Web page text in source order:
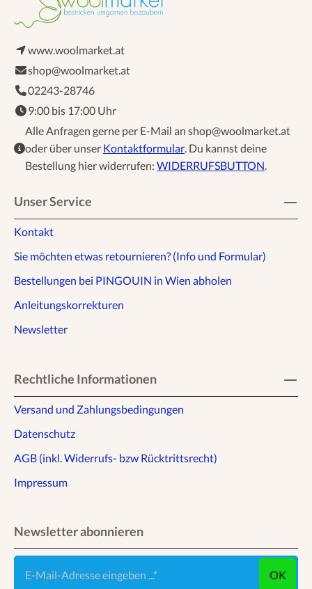
www.woolmarket.at
shop@woolmarket.at
02243-28746
9:00 bis 17:00 Uhr
Alle Anfragen gerne per E-Mail an shop@woolmarket.at
oder über unser Kontaktformular. Du kannst deine
Bestellung hier widerrufen: WIDERRUFSBUTTON.
Unser Service
Kontakt
Sie möchten etwas retournieren? (Info und Formular)
Bestellungen bei PINGOUIN in Wien abholen
Anleitungskorrekturen
Newsletter
Rechtliche Informationen
Versand und Zahlungsbedingungen
Datenschutz
AGB (inkl. Widerrufs- bzw Rücktrittsrecht)
Impressum
Newsletter abonnieren
OK